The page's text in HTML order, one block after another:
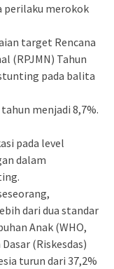
perilaku merokok
target Rencana
(RPJMN) Tahun
pada balita
menjadi 8,7%.
pada level
dalam
dari dua standar
Anak (WHO,
(Riskesdas)
turun dari 37,2%